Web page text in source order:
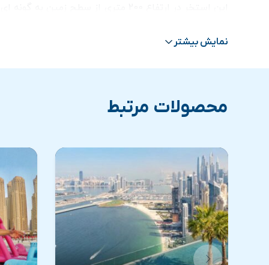
تجربه شنا کردن در آن بسیار متفاوت و به یاد ماندنی
نمایش بیشتر
محصولات مرتبط